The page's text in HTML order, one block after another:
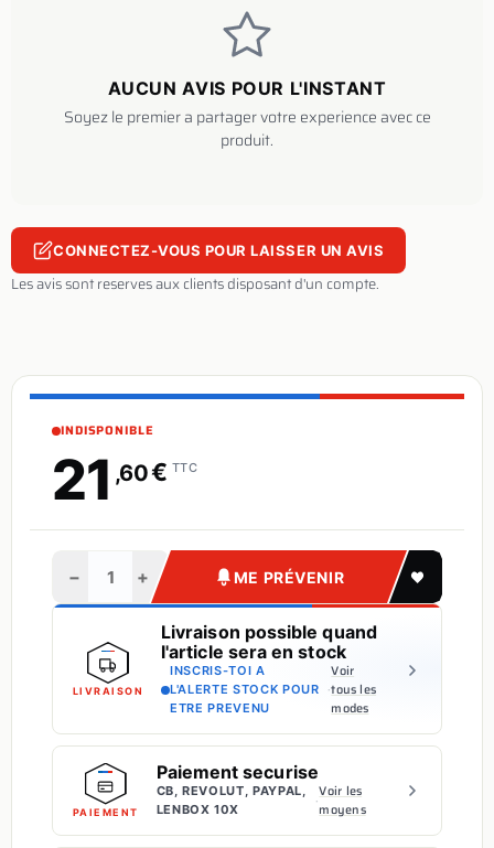
AUCUN AVIS POUR L'INSTANT
Soyez le premier a partager votre experience avec ce
produit.
CONNECTEZ-VOUS POUR LAISSER UN AVIS
Les avis sont reserves aux clients disposant d'un compte.
INDISPONIBLE
21 ,60€ TTC
− + ME PRÉVENIR
LIVRAISON
Livraison possible quand
l'article sera en stock
INSCRIS-TOI A
L'ALERTE STOCK POUR
ETRE PREVENU
·
Voir
tous les
modes
PAIEMENT
Paiement securise
CB, REVOLUT, PAYPAL,
LENBOX 10X
·Voir les
moyens